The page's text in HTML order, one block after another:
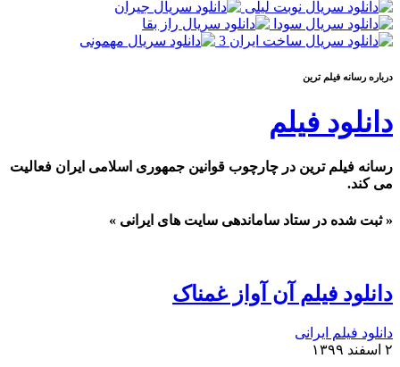
درباره رسانه فيلم ترين
دانلود فیلم
رسانه فیلم ترین در چارچوب قوانین جمهوری اسلامی ایران فعالیت
می کند.
« ثبت شده در ستاد ساماندهی سایت های ایرانی »
دانلود فیلم آن آواز غمناک
دانلود فیلم ایرانی
۲ اسفند ۱۳۹۹